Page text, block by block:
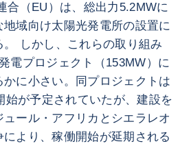
合（EU）は、総出力5.2MWに
域向け太陽光発電所の設置に
しかし、これらの取り組み
電プロジェクト（153MW）に
に小さい。同プロジェクトは
始が予定されていたが、建設を
ール・アフリカとシエラレオ
より、稼働開始が延期される